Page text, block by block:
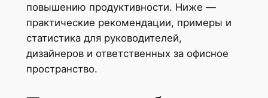
повышению продуктивности. Ниже —
практические рекомендации, примеры и
статистика для руководителей,
дизайнеров и ответственных за офисное
пространство.